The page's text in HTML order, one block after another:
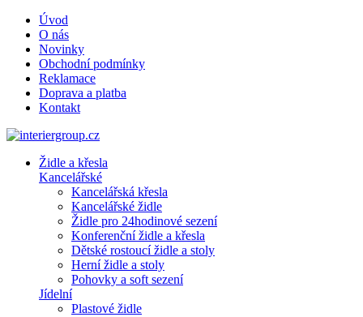
Úvod
O nás
Novinky
Obchodní podmínky
Reklamace
Doprava a platba
Kontakt
Židle a křesla
Kancelářské
Kancelářská křesla
Kancelářské židle
Židle pro 24hodinové sezení
Konferenční židle a křesla
Dětské rostoucí židle a stoly
Herní židle a stoly
Pohovky a soft sezení
Jídelní
Plastové židle